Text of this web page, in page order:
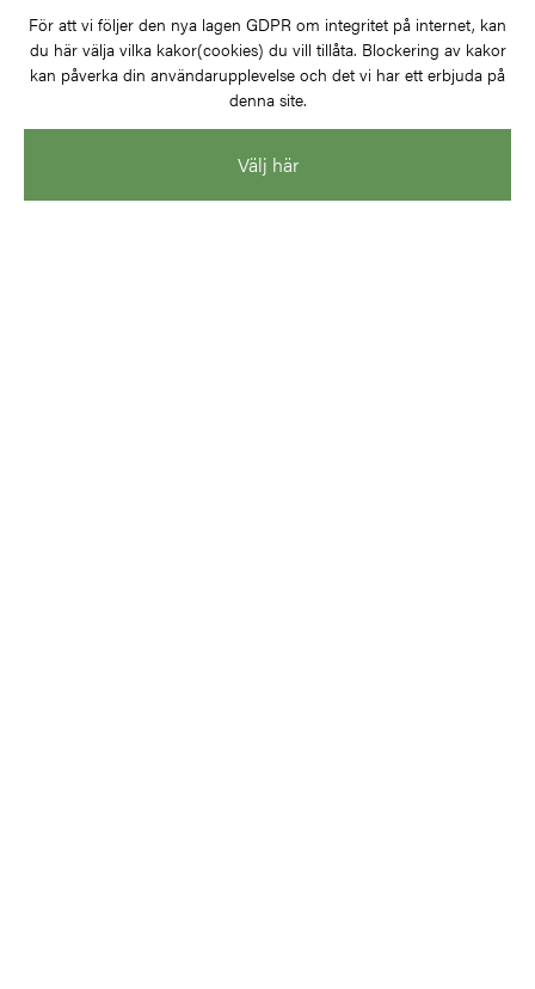
Den avdelning som är helt anpassad för döva är både vad
gäller personal och utrustning ska passa äldre döva med
vårdbehov. Personal på avdelningen har bred kompetens
vad beträffar teckenspråk och erfarenhet av att arbeta med
döva och hörselskadade. Larmsystem och annan teknik är
För att vi följer den nya lagen GDPR om integritet på internet, kan
du här välja vilka kakor(cookies) du vill tillåta. Blockering av kakor
kan påverka din användarupplevelse och det vi har ett erbjuda på
denna site.
Välj här